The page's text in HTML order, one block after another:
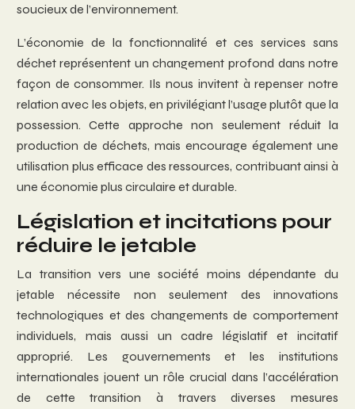
soucieux de l’environnement.
L’économie de la fonctionnalité et ces services sans
déchet représentent un changement profond dans notre
façon de consommer. Ils nous invitent à repenser notre
relation avec les objets, en privilégiant l’usage plutôt que la
possession. Cette approche non seulement réduit la
production de déchets, mais encourage également une
utilisation plus efficace des ressources, contribuant ainsi à
une économie plus circulaire et durable.
Législation et incitations pour
réduire le jetable
La transition vers une société moins dépendante du
jetable nécessite non seulement des innovations
technologiques et des changements de comportement
individuels, mais aussi un cadre législatif et incitatif
approprié. Les gouvernements et les institutions
internationales jouent un rôle crucial dans l’accélération
de cette transition à travers diverses mesures